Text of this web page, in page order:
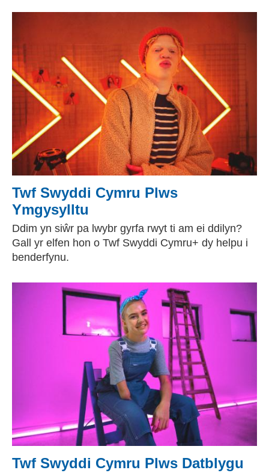
Twf Swyddi Cymru Plws
Ymgysylltu
Ddim yn siŵr pa lwybr gyrfa rwyt ti am ei ddilyn?
Gall yr elfen hon o Twf Swyddi Cymru+ dy helpu i
benderfynu.
Twf Swyddi Cymru Plws Datblygu